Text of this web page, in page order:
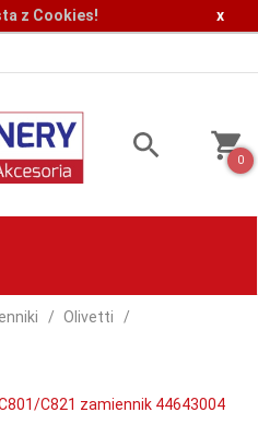
z Cookies! x
0
Olivetti
C821 zamiennik 44643004